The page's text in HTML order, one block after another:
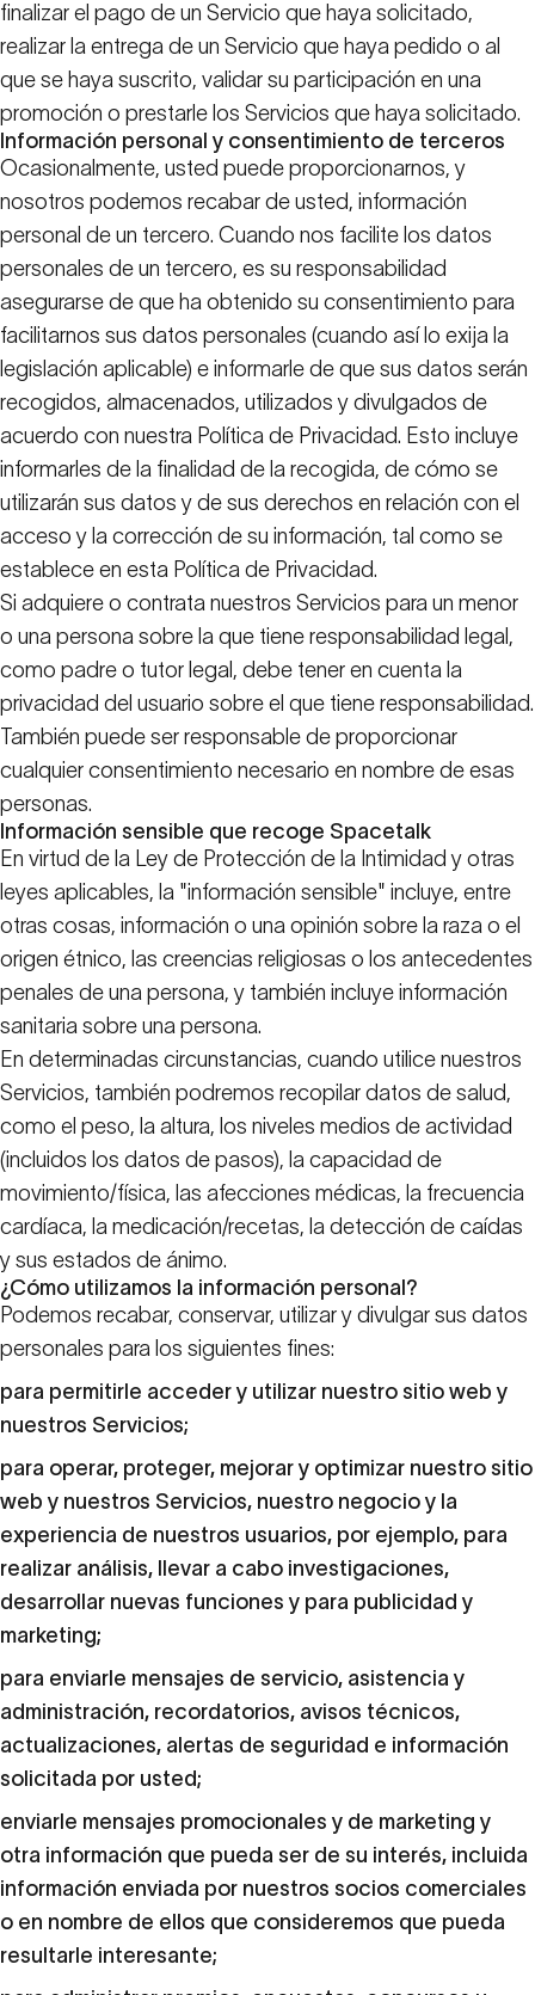
finalizar el pago de un Servicio que haya solicitado,
realizar la entrega de un Servicio que haya pedido o al
que se haya suscrito, validar su participación en una
promoción o prestarle los Servicios que haya solicitado.
Información personal y consentimiento de terceros
Ocasionalmente, usted puede proporcionarnos, y
nosotros podemos recabar de usted, información
personal de un tercero. Cuando nos facilite los datos
personales de un tercero, es su responsabilidad
asegurarse de que ha obtenido su consentimiento para
facilitarnos sus datos personales (cuando así lo exija la
legislación aplicable) e informarle de que sus datos serán
recogidos, almacenados, utilizados y divulgados de
acuerdo con nuestra Política de Privacidad. Esto incluye
informarles de la finalidad de la recogida, de cómo se
utilizarán sus datos y de sus derechos en relación con el
acceso y la corrección de su información, tal como se
establece en esta Política de Privacidad.
Si adquiere o contrata nuestros Servicios para un menor
o una persona sobre la que tiene responsabilidad legal,
como padre o tutor legal, debe tener en cuenta la
privacidad del usuario sobre el que tiene responsabilidad.
También puede ser responsable de proporcionar
cualquier consentimiento necesario en nombre de esas
personas.
Información sensible que recoge Spacetalk
En virtud de la Ley de Protección de la Intimidad y otras
leyes aplicables, la "información sensible" incluye, entre
otras cosas, información o una opinión sobre la raza o el
origen étnico, las creencias religiosas o los antecedentes
penales de una persona, y también incluye información
sanitaria sobre una persona.
En determinadas circunstancias, cuando utilice nuestros
Servicios, también podremos recopilar datos de salud,
como el peso, la altura, los niveles medios de actividad
(incluidos los datos de pasos), la capacidad de
movimiento/física, las afecciones médicas, la frecuencia
cardíaca, la medicación/recetas, la detección de caídas
y sus estados de ánimo.
¿Cómo utilizamos la información personal?
Podemos recabar, conservar, utilizar y divulgar sus datos
personales para los siguientes fines:
para permitirle acceder y utilizar nuestro sitio web y
nuestros Servicios;
para operar, proteger, mejorar y optimizar nuestro sitio
web y nuestros Servicios, nuestro negocio y la
experiencia de nuestros usuarios, por ejemplo, para
realizar análisis, llevar a cabo investigaciones,
desarrollar nuevas funciones y para publicidad y
marketing;
para enviarle mensajes de servicio, asistencia y
administración, recordatorios, avisos técnicos,
actualizaciones, alertas de seguridad e información
solicitada por usted;
enviarle mensajes promocionales y de marketing y
otra información que pueda ser de su interés, incluida
información enviada por nuestros socios comerciales
o en nombre de ellos que consideremos que pueda
resultarle interesante;